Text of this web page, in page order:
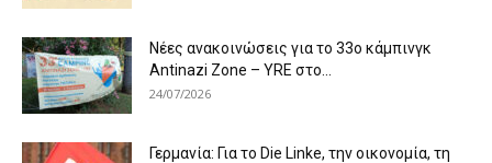
Νέες ανακοινώσεις για το 33ο κάμπινγκ
Antinazi Zone – YRE στο...
24/07/2026
Γερμανία: Για το Die Linke, την οικονομία, τη